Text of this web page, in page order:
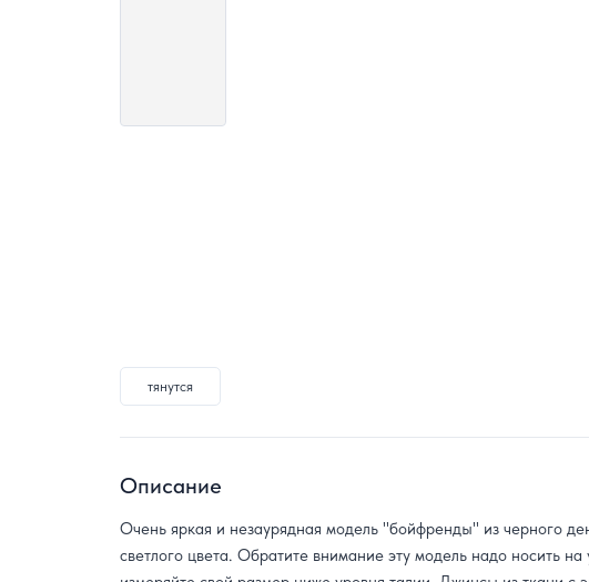
тянутся
Описание
Очень яркая и незаурядная модель "бойфренды" из черного
светлого цвета. Обратите внимание эту модель надо носить